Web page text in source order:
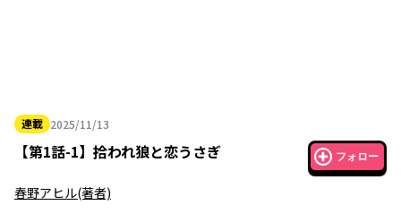
連載 2025/11/13
2025年11月13日
【第1話-1】 拾われ狼と恋うさぎ フォロー
春野アヒル(著者)